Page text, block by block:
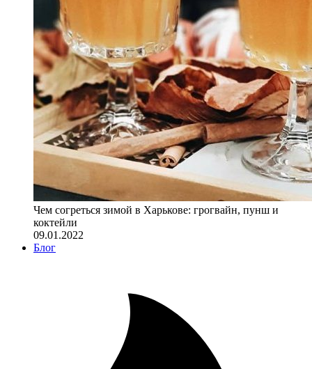
Чем согреться зимой в Харькове: грогвайн, пунш и
коктейли
09.01.2022
Блог